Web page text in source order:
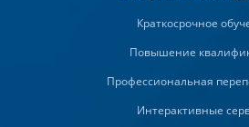
Краткосрочное
Повышение
Профессиональная
Интерактивные